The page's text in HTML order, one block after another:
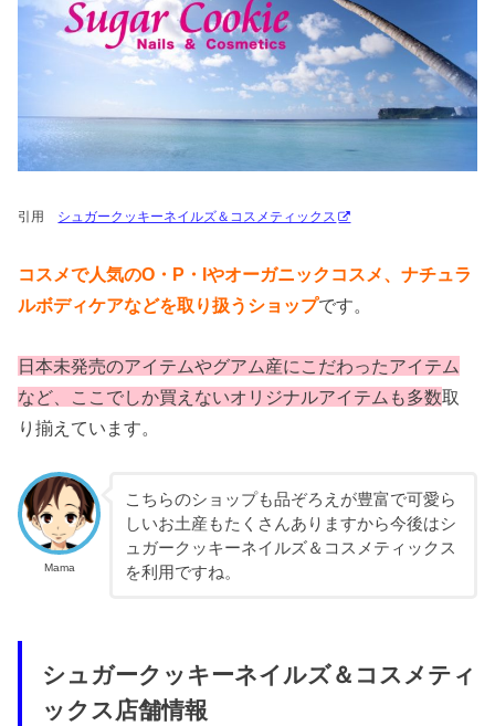
引用 シュガークッキーネイルズ＆コスメティックス
コスメで人気のO・P・Iやオーガニックコスメ、ナチュラ
ルボディケアなどを取り扱うショップです。
日本未発売のアイテムやグアム産にこだわったアイテム
など、ここでしか買えないオリジナルアイテムも多数取
り揃えています。
Mama
こちらのショップも品ぞろえが豊富で可愛ら
しいお土産もたくさんありますから今後はシ
ュガークッキーネイルズ＆コスメティックス
を利用ですね。
シュガークッキーネイルズ＆コスメティ
ックス店舗情報